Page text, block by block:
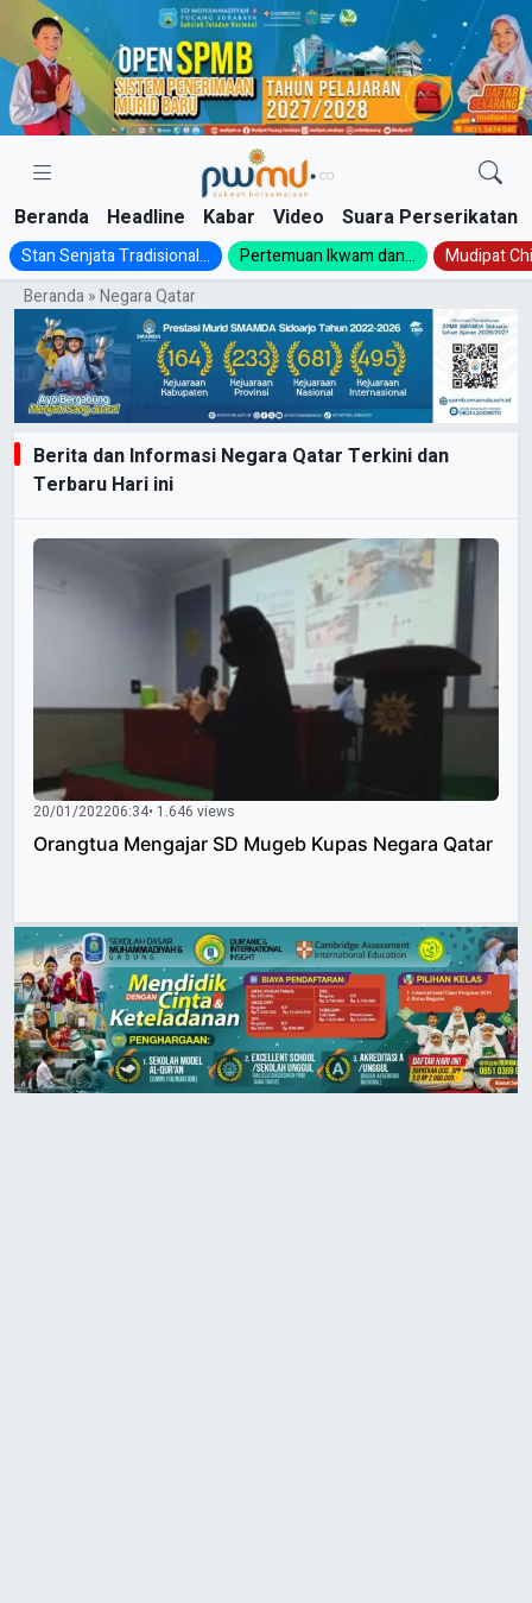
Skip
content
Beranda Headline Kabar Video Suara Perserikatan
Stan Senjata Tradisional... Pertemuan Ikwam dan...
Mudipat
Beranda»Negara Qatar
Berita dan Informasi Negara Qatar Terkini dan
Terbaru Hari ini
20/01/202206:34• 1.646 views
Orangtua Mengajar SD Mugeb Kupas Negara Qatar